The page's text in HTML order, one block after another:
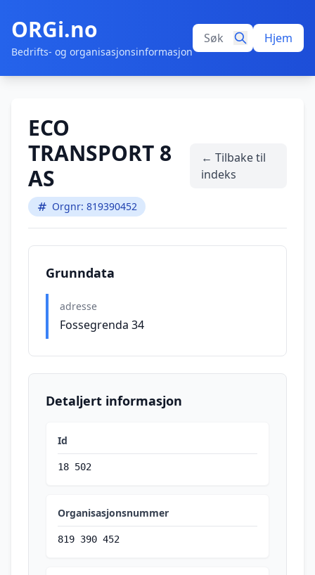
ORGi.no
Bedrifts- og organisasjonsinformasjon
Hjem
ECO
TRANSPORT 8
AS
Orgnr: 819390452
← Tilbake til
indeks
Grunndata
adresse
Fossegrenda 34
Detaljert informasjon
Id
18 502
Organisasjonsnummer
819 390 452